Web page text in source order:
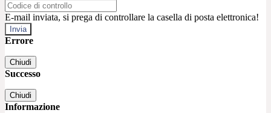
E-mail inviata, si prega di controllare la casella di posta elettronica!
Errore
Chiudi
Successo
Chiudi
Informazione